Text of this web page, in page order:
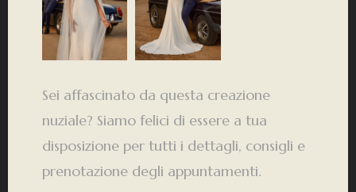
Sei affascinato da questa creazione
nuziale? Siamo felici di essere a tua
disposizione per tutti i dettagli, consigli e
prenotazione degli appuntamenti.